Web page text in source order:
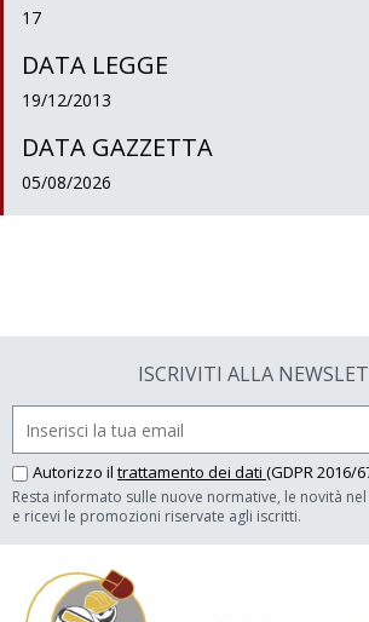
17
DATA LEGGE
19/12/2013
DATA GAZZETTA
05/08/2026
ISCRIVITI ALLA
Autorizzo il trattamento dei dati (GDPR 2016/
Resta informato sulle nuove normative, le novità
e ricevi le promozioni riservate agli iscritti.